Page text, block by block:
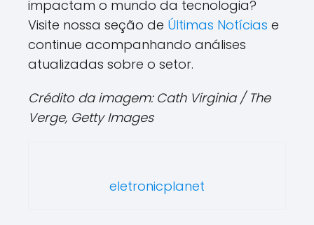
impactam o mundo da tecnologia?
Visite nossa seção de Últimas Notícias e
continue acompanhando análises
atualizadas sobre o setor.
Crédito da imagem: Cath Virginia / The
Verge, Getty Images
eletronicplanet